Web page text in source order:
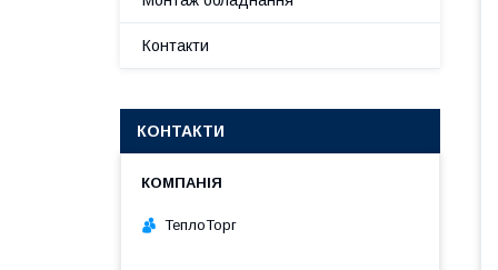
Контакти
КОНТАКТИ
ТеплоТорг